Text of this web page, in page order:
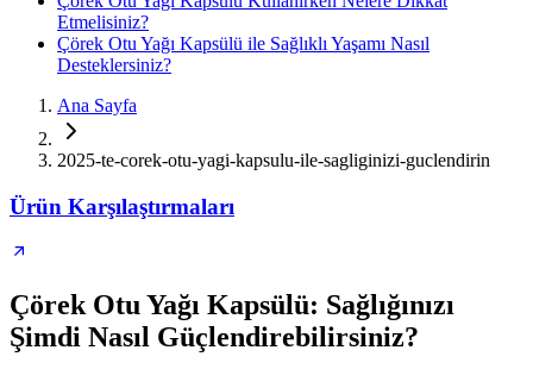
Etmelisiniz?
Çörek Otu Yağı Kapsülü ile Sağlıklı Yaşamı Nasıl
Desteklersiniz?
Ana Sayfa
2025-te-corek-otu-yagi-kapsulu-ile-sagliginizi-guclendirin
Ürün Karşılaştırmaları
Çörek Otu Yağı Kapsülü: Sağlığınızı
Şimdi Nasıl Güçlendirebilirsiniz?